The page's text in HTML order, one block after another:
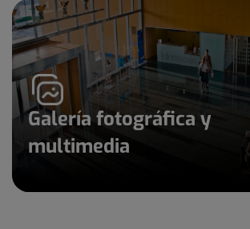
Galería fotográfica y
multimedia